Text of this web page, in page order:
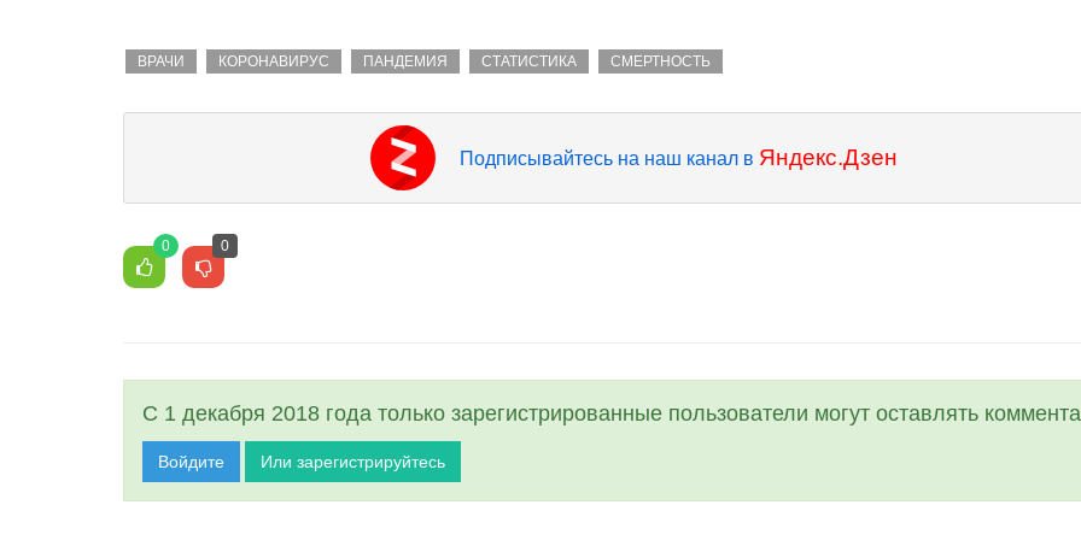
ВРАЧИ КОРОНАВИРУС ПАНДЕМИЯ СТАТИСТИКА СМЕРТНОСТЬ
Подписывайтесь на наш канал в Яндекс.Дзен
0 0
С 1 декабря 2018 года только зарегистрированные пользователи могут оставлять
Войдите Или зарегистрируйтесь